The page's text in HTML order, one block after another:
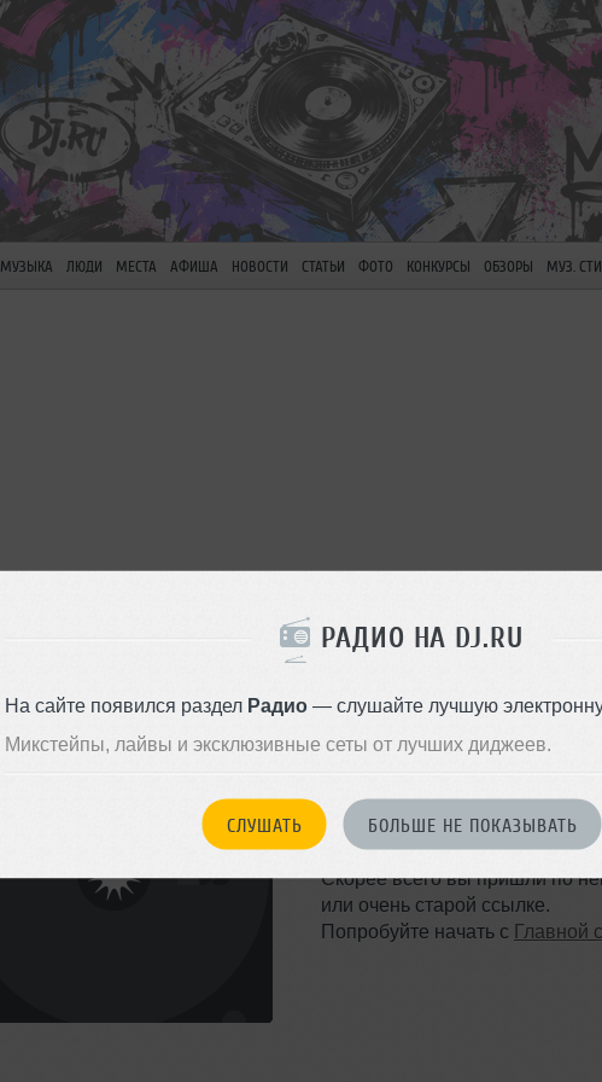
РАДИО НА DJ.RU
На сайте появился раздел Радио— слушайте лучшую
Микстейпы, лайвы и эксклюзивные сеты от лучших диджеев.
СЛУШАТЬ БОЛЬШЕ НЕ ПОКАЗЫВАТЬ
МУЗЫКА ЛЮДИ МЕСТА АФИША НОВОСТИ СТАТЬИ ФОТО КОНКУРСЫ ОБЗОРЫ МУЗ.
ТАКОЙ
Ошибка 404
Скорее всего вы пришли по
или очень старой ссылке.
Попробуйте начать с Главной